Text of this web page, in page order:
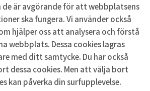
är avgörande för att webbplatsens
ska fungera. Vi använder också
hjälper oss att analysera och förstå
webbplats. Dessa cookies lagras
med ditt samtycke. Du har också
dessa cookies. Men att välja bort
kan påverka din surfupplevelse.